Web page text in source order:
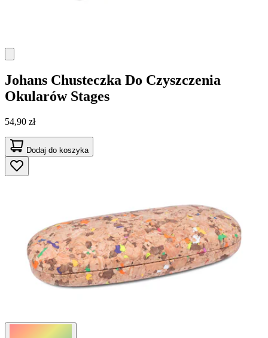
Johans Chusteczka Do Czyszczenia
Okularów Stages
54,90 zł
Dodaj do koszyka